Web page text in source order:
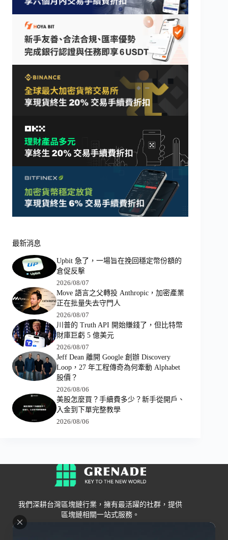
最新消息
Upbit 急了，一場旨在挽回穩定幣份額的
倉促反擊
2026/08/07
Move 語言之父轉投 Anthropic，加密產業
正在批量失去守門人
2026/08/07
川普的 Truth API 開始賺錢了，但比特幣
財庫巨虧 5 億美元
2026/08/07
Jeff Dean 離開 Google 創辦 Discovery
Loop，27 年工程傳奇為何牽動 Alphabet
股價？
2026/08/06
美股怎麼買？手續費多少？新手從開戶、
入金到下單完整教學
2026/08/06
我們深耕台灣區塊鏈行業，擁有最活躍的社群，提供
區塊鏈相關一站式服務。